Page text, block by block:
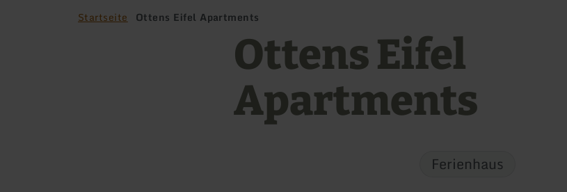
Startseite Ottens Eifel Apartments
Ottens Eifel
Apartments
Ferienhaus